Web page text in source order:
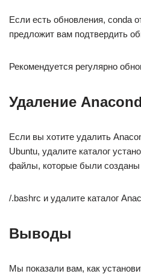
Если есть обновления, conda
предложит вам подтвердить
Рекомендуется регулярно
Удаление
Если вы хотите удалить
Ubuntu, удалите каталог
файлы, которые были созданы
/.bashrc и удалите каталог
Выводы
Мы показали вам, как